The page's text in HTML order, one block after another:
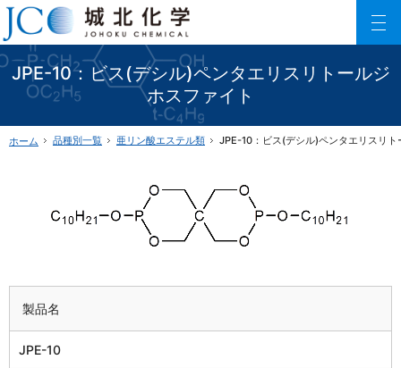
JPE-10：ビス(デシル)ペンタエリスリトールジ
ホスファイト
150以上に及ぶリン酸エステル化合物を利用した製品数でご要望にお応えします。
ファインケミカル製品の専門メーカー 城北化学工業株式会社
ホーム 品種別一覧 亜リン酸エステル類 JPE-10：ビス(デシル)ペンタエリスリト
製品名
JPE-10